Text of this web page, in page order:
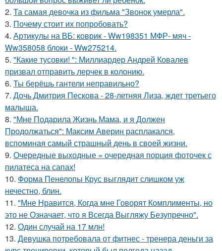
2. Та самая девочка из фильма "Звонок умерла".
3. Почему стоит их попробовать?
4. Артикулы на ВБ: коврик - Ww198351 МФР- мяч -
Ww358058 блоки - Ww275214.
5. "Какие тусовки! ": Миллиардер Андрей Ковалев
призвал отправить лерчек в колонию.
6. Ты берёшь гантели неправильно?
7. Дочь Дмитрия Пескова - 28-летняя Лиза, ждет третьего
малыша.
8. "Мне Подарила Жизнь Мама, и я Должен
Продолжаться": Максим Аверин расплакался,
вспоминая самый страшный день в своей жизни.
9. Очередные выходные = очередная порция фоточек с
пилатеса на сапах!
10. Форма Пенелопы Крус выглядит слишком уж
нечестно, блин.
11. "Мне Нравится, Когда мне Говорят Комплименты, но
это не Означает, что я Всегда Выгляжу Безупречно".
12. Один случай на 17 млн!
13. Девушка потребовала от фитнес - тренера деньги за